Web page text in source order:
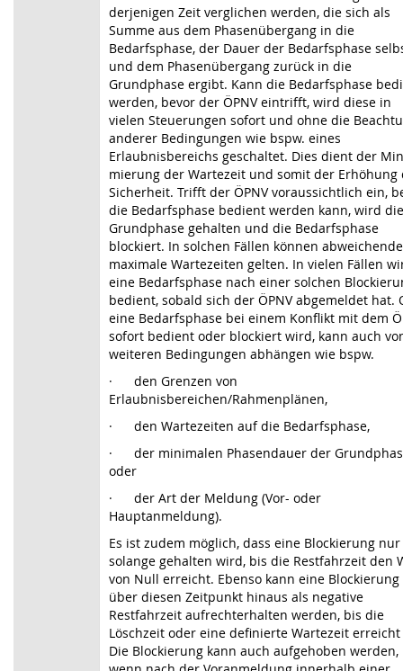
derjenigen Zeit verglichen werden, die sich als
Summe aus dem Phasenübergang in die
Bedarfsphase, der Dauer der Bedarfsphase
und dem Phasenübergang zurück in die
Grundphase ergibt. Kann die Bedarfsphase
werden, bevor der ÖPNV eintrifft, wird diese in
vielen Steuerungen sofort und ohne die
anderer Bedingungen wie bspw. eines
Erlaubnisbereichs geschaltet. Dies dient der
mierung der Wartezeit und somit der Erhöhung
Sicherheit. Trifft der ÖPNV voraus­sichtlich ein,
die Bedarfsphase bedient werden kann, wird die
Grundphase gehalten und die Bedarfsphase
blockiert. In solchen Fällen können abweichende
maximale Wartezeiten gelten. In vielen Fällen
eine Bedarfsphase nach einer solchen
bedient, sobald sich der ÖPNV abgemeldet hat.
eine Bedarfsphase bei einem Konflikt mit dem
sofort bedient oder blockiert wird, kann auch
weiteren Bedingungen abhängen wie bspw.
· den Grenzen von
Erlaubnisbereichen/Rahmenplänen,
· den Wartezeiten auf die Bedarfsphase,
· der minimalen Phasendauer der
oder
· der Art der Meldung (Vor- oder
Hauptanmeldung).
Es ist zudem möglich, dass eine Blockierung nur
solange gehalten wird, bis die Restfahrzeit den
von Null erreicht. Ebenso kann eine Blockierung
über diesen Zeitpunkt hinaus als negative
Restfahrzeit aufrechterhalten werden, bis die
Löschzeit oder eine definierte Wartezeit
Die Blockierung kann auch aufgehoben werden,